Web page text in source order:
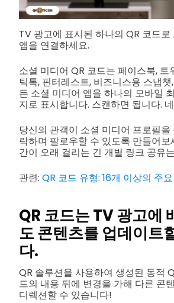
TV 광고에 표시된 하나의 QR 코드로
앱을 연결하세요.
소셜 미디어 QR 코드는 페이스북, 트
틱톡, 핀터레스트, 비즈니스용 스냅
든 소셜 미디어 앱을 하나의 모바일
지로 표시합니다. 스캔하면 됩니다.
당신의 관객이 소셜 미디어 프로필을
락하며 팔로우할 수 있도록 만들어보
간이 오래 걸리는 긴 개별 링크 공유
관련: QR 코드 유형: 16개 이상의 주
QR 코드는 TV 광고에
도 콘텐츠를 업데이트
다.
QR 솔루션을 사용하여 생성된 동적
드의 내용 뒤에 변경을 가해 다른 콘
디렉션할 수 있습니다!